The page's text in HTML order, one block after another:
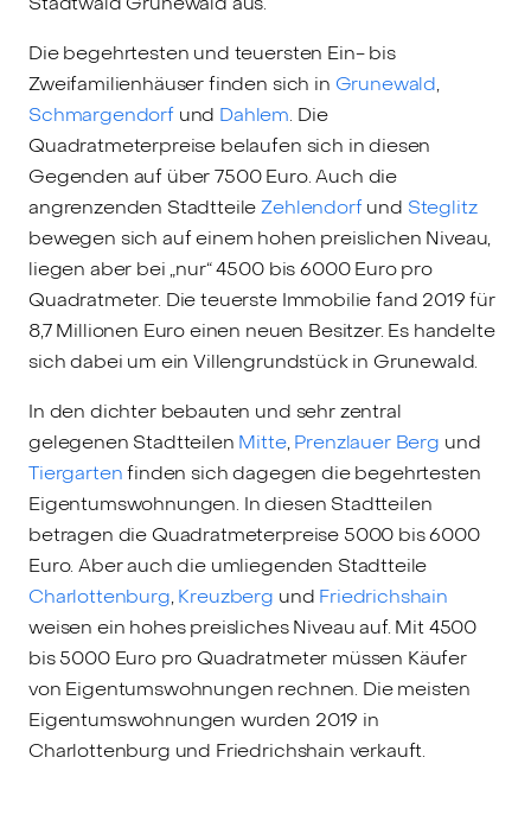
Die begehrtesten und teuersten Ein- bis
Zweifamilienhäuser finden sich in Grunewald,
Schmargendorfund Dahlem. Die
Quadratmeterpreise belaufen sich in diesen
Gegenden auf über 7500 Euro. Auch die
angrenzenden StadtteileZehlendorfund Steglitz
bewegen sich auf einem hohen preislichen Niveau,
liegen aber bei „nur“ 4500 bis 6000 Euro pro
Quadratmeter. Die teuerste Immobilie fand 2019 für
8,7 Millionen Euro einen neuen Besitzer. Es handelte
sich dabei um ein Villengrundstück in Grunewald.
In den dichter bebauten und sehr zentral
gelegenen Stadtteilen Mitte,Prenzlauer Berg und
Tiergartenfinden sich dagegen die begehrtesten
Eigentumswohnungen. In diesen Stadtteilen
betragen die Quadratmeterpreise 5000 bis 6000
Euro. Aber auch die umliegenden Stadtteile
Charlottenburg,Kreuzberg und Friedrichshain
weisen ein hohes preisliches Niveau auf. Mit 4500
bis 5000 Euro pro Quadratmeter müssen Käufer
von Eigentumswohnungen rechnen. Die meisten
Eigentumswohnungen wurden 2019 in
Charlottenburg und Friedrichshain verkauft.